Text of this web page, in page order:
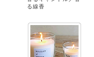
る線香